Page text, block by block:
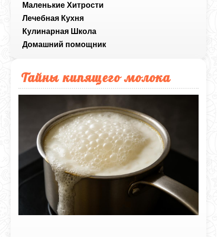
Маленькие Хитрости
Лечебная Кухня
Кулинарная Школа
Домашний помощник
Тайны кипящего молока